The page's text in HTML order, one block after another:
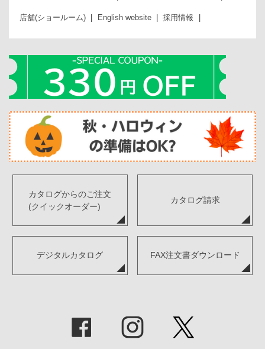
店舗(ショールーム) English website 採用情報
カタログからのご注文
(クイックオーダー)
カタログ請求
デジタルカタログ FAX注文書ダウンロード